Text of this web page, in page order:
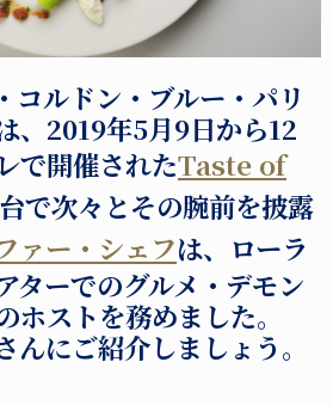
コルドン・ブルー・パリ
、2019年5月9日から12
で開催されたTaste of
で次々とその腕前を披露
ァー・シェフは、ローラ
ターでのグルメ・デモン
ホストを務めました。
んにご紹介しましょう。